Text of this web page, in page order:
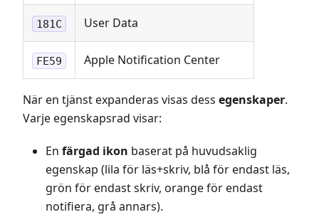
181C User Data
FE59 Apple Notification Center
När en tjänst expanderas visas dess egenskaper.
Varje egenskapsrad visar:
En färgad ikon baserat på huvudsaklig
egenskap (lila för läs+skriv, blå för endast läs,
grön för endast skriv, orange för endast
notifiera, grå annars).